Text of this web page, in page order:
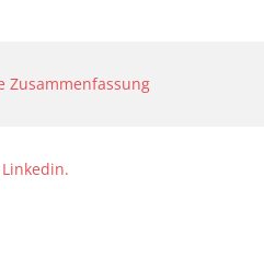
Zusammenfassung
Linkedin.